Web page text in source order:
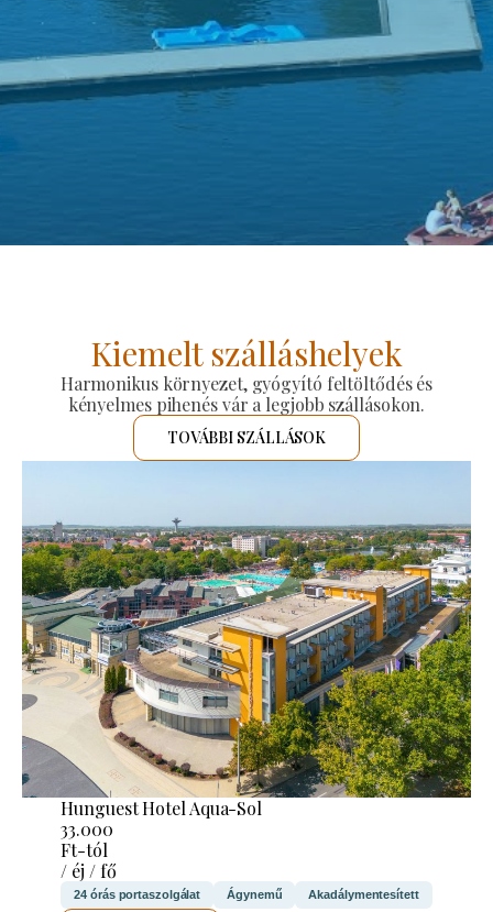
Kiemelt szálláshelyek
Harmonikus környezet, gyógyító feltöltődés és
kényelmes pihenés vár a legjobb szállásokon.
TOVÁBBI SZÁLLÁSOK
Hunguest Hotel Aqua-Sol
33.000
Ft-tól
/ éj / fő
24 órás portaszolgálat Ágynemű Akadálymentesített